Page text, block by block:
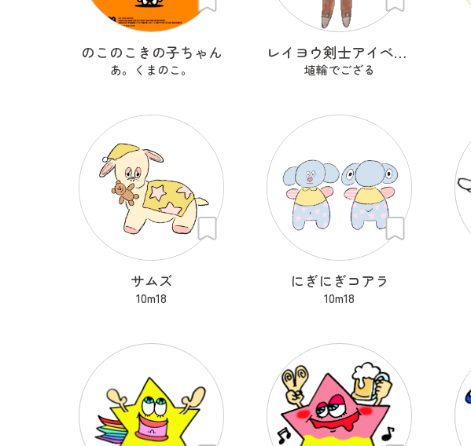
のこのこきの子ちゃん
あ。くまのこ。
レイヨウ剣士アイベクサー
埴輪でござる
サムズ
10m18
にぎにぎコアラ
10m18